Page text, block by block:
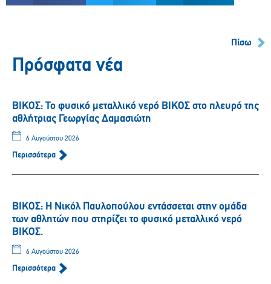
Πίσω
Πρόσφατα νέα
ΒΙΚΟΣ: Το φυσικό μεταλλικό νερό ΒΙΚΟΣ στο πλευρό της
αθλήτριας Γεωργίας Δαμασιώτη
6 Αυγούστου 2026
Περισσότερα
ΒΙΚΟΣ: Η Νικόλ Παυλοπούλου εντάσσεται στην ομάδα
των αθλητών που στηρίζει το φυσικό μεταλλικό νερό
ΒΙΚΟΣ.
6 Αυγούστου 2026
Περισσότερα